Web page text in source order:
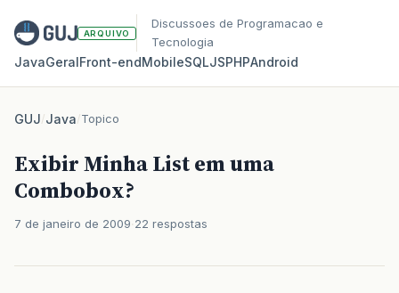
ARQUIVO
Discussoes de Programacao e
Tecnologia
JavaGeralFront‑endMobileSQLJSPHPAndroid
GUJ/Java/Topico
Exibir Minha List em uma
Combobox?
7 de janeiro de 2009 22 respostas